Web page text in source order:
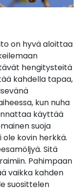
on hyvä aloittaa
hengitysteitä
kahdella tapaa,
kun nuha
käyttää
suoja
ole kovin herkkä.
Sitä
Pahimpaan
vaikka kahden
suosittelen